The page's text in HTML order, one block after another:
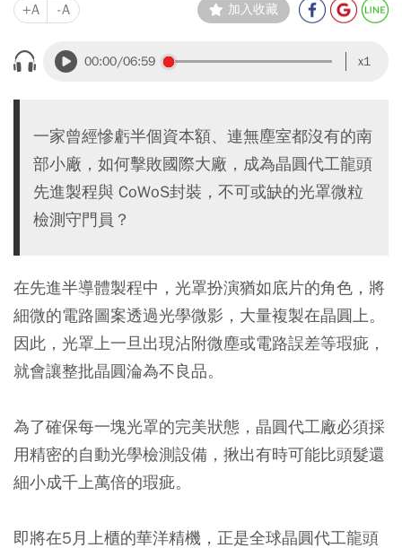
+A -A 加入收藏
00:00/06:59 x1
一家曾經慘虧半個資本額、連無塵室都沒有的南
部小廠，如何擊敗國際大廠，成為晶圓代工龍頭
先進製程與 CoWoS封裝，不可或缺的光罩微粒
檢測守門員？
在先進半導體製程中，光罩扮演猶如底片的角色，將
細微的電路圖案透過光學微影，大量複製在晶圓上。
因此，光罩上一旦出現沾附微塵或電路誤差等瑕疵，
就會讓整批晶圓淪為不良品。
為了確保每一塊光罩的完美狀態，晶圓代工廠必須採
用精密的自動光學檢測設備，揪出有時可能比頭髮還
細小成千上萬倍的瑕疵。
即將在5月上櫃的華洋精機，正是全球晶圓代工龍頭